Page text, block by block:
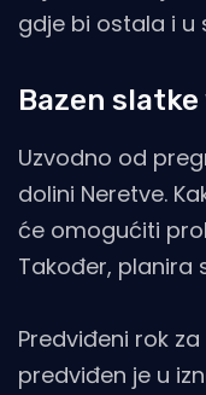
gdje bi ostala i u
Bazen slatke
Uzvodno od
dolini Neretve.
će omogućiti
Također, planira
Predviđeni rok
predviđen je u